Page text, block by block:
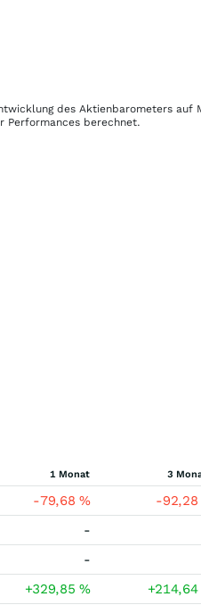
des Aktienbarometers auf
Performances berechnet.
1 Monat 3
-79,68% -
-
-
+329,85%